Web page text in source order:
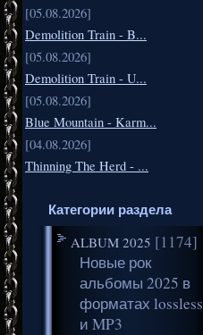
[05.08.2026]
Demolition Train - B...
[05.08.2026]
Demolition Train - U...
[05.08.2026]
Blue Mountain - Karm...
[04.08.2026]
Thinning The Herd - ...
Категории раздела
ALBUM 2025 [1174]
Новые рок
альбомы 2025 в
форматах lossless
и MP3